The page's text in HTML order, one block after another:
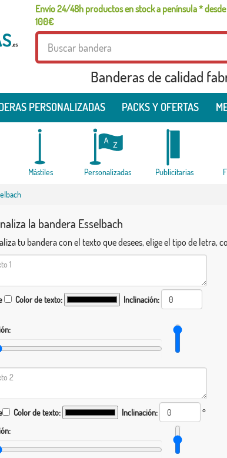
Envío 24/48h productos en stock a península *
100€
Banderas de calidad
PERSONALIZADAS PACKS Y OFERTAS
Mástiles Personalizadas Publicitarias
la bandera Esselbach
tu bandera con el texto que desees, elige el tipo de letra,
Color de texto:
Inclinación:
Color de texto: Inclinación:
°